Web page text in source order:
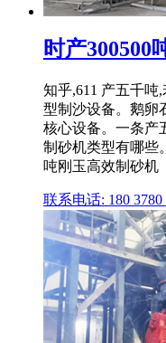
时产300500
知乎,611 产五千吨
型制沙设备。鹅卵
核心设备。一条产
制砂机类型有哪些
吨刚玉高效制砂机
联系电话: 180 3780